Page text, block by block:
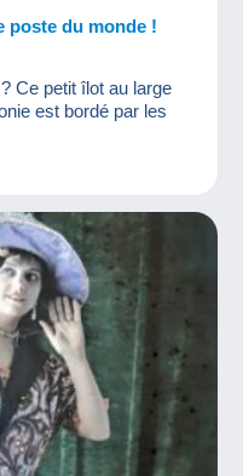
poste du monde !
Ce petit îlot au large
est bordé par les